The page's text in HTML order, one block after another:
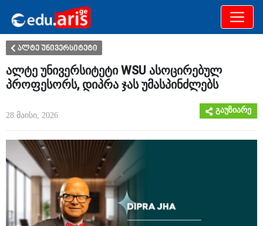
განათლება
ალტე უნივერსიტეტი
ალტე უნივერსიტეტი WSU ასოცირებულ
პროფესორს, დიპრა ჯას უმასპინძლებს
28 მაისი, 2026
გაუზიარე